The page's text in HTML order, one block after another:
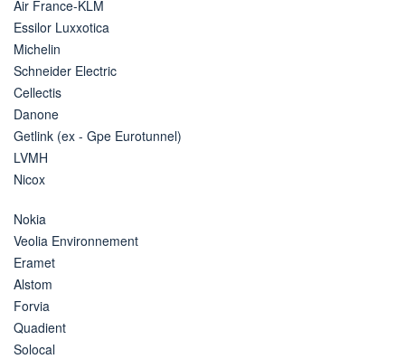
Air France-KLM
Essilor Luxxotica
Michelin
Schneider Electric
Cellectis
Danone
Getlink (ex - Gpe Eurotunnel)
LVMH
Nicox
Nokia
Veolia Environnement
Eramet
Alstom
Forvia
Quadient
Solocal